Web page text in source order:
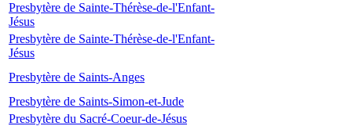
Presbytère de Sainte-Thérèse-de-l'Enfant-
Jésus
Presbytère de Sainte-Thérèse-de-l'Enfant-
Jésus
Presbytère de Saints-Anges
Presbytère de Saints-Simon-et-Jude
Presbytère du Sacré-Coeur-de-Jésus